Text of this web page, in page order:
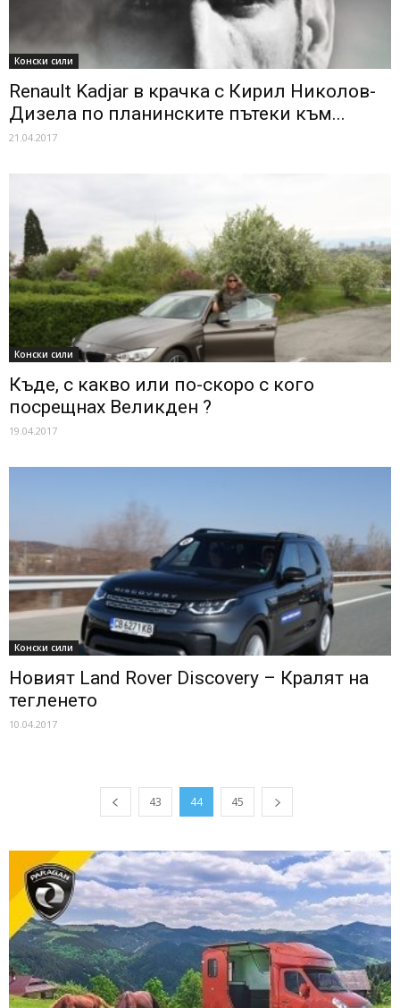
Конски сили
Renault Kadjar в крачка с Кирил Николов-
Дизела по планинските пътеки към...
21.04.2017
Конски сили
Къде, с какво или по-скоро с кого
посрещнах Великден ?
19.04.2017
Конски сили
Новият Land Rover Discovery – Кралят на
тегленето
10.04.2017
43 44 45